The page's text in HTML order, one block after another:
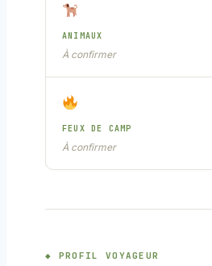
ANIMAUX
À confirmer
FEUX DE CAMP
À confirmer
PROFIL VOYAGEUR